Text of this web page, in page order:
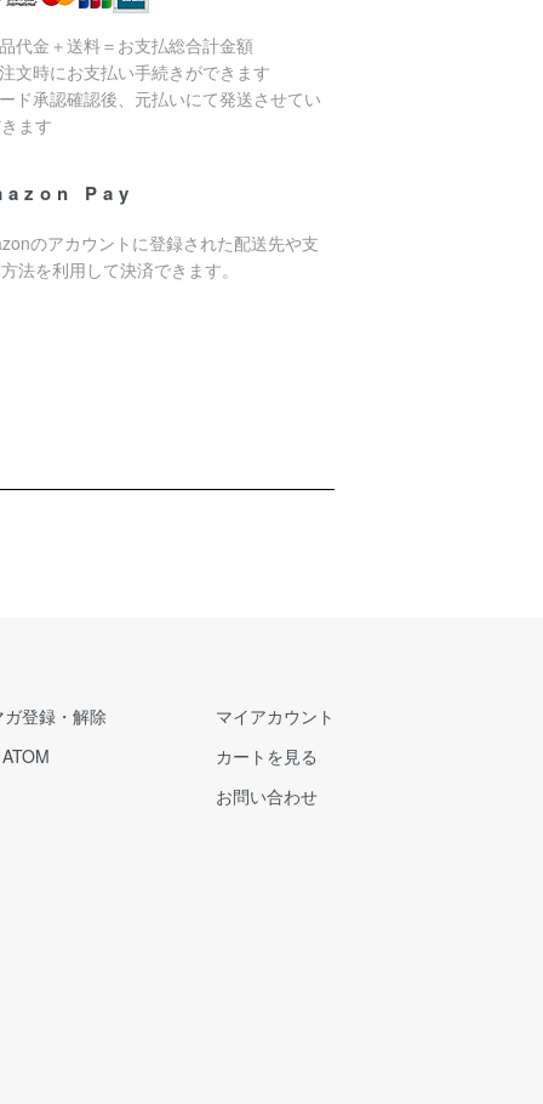
代金＋送料＝お支払総合計金額
文時にお支払い手続きができます
ド承認確認後、元払いにて発送させてい
ます
Pay
のアカウントに登録された配送先や支
法を利用して決済できます。
ガ登録・解除
ATOM
マイアカウント
カートを見る
お問い合わせ